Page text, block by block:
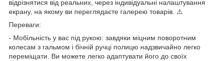
відрізнятися від реальних, через індивідуальні налаштування
екрану, на якому ви переглядаєте галерею товарів. ⚠️
Переваги:
- Мобільність у вас під рукою: завдяки міцним поворотним
колесам з гальмом і бічній ручці полицю надзвичайно легко
переміщати. Ви можете легко адаптувати його до своїх